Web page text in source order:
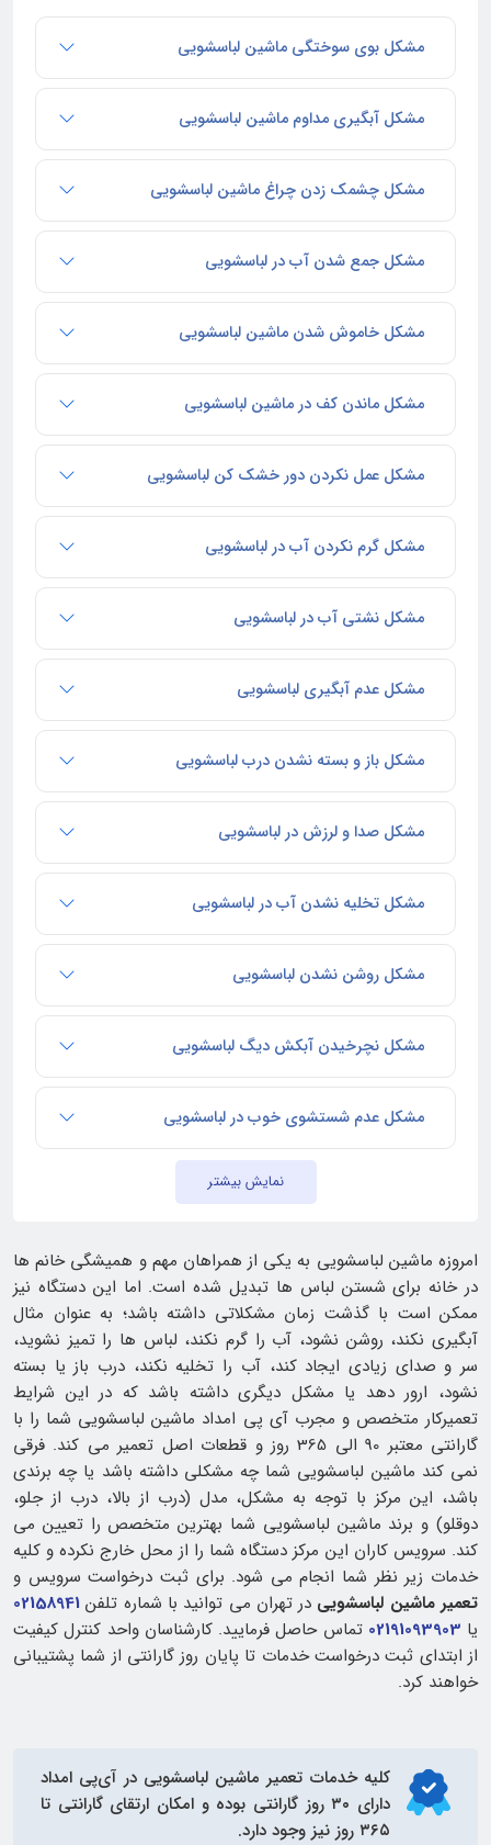
مشکل بوی سوختگی ماشین لباسشویی
مشکل آبگیری مداوم ماشین لباسشویی
مشکل چشمک زدن چراغ ماشین لباسشویی
مشکل جمع شدن آب در لباسشویی
مشکل خاموش شدن ماشین لباسشویی
مشکل ماندن کف در ماشین لباسشویی
مشکل عمل نکردن دور خشک کن لباسشویی
مشکل گرم نکردن آب در لباسشویی
مشکل نشتی آب در لباسشویی
مشکل عدم آبگیری لباسشویی
مشکل باز و بسته نشدن درب لباسشویی
مشکل صدا و لرزش در لباسشویی
مشکل تخلیه نشدن آب در لباسشویی
مشکل روشن نشدن لباسشویی
مشکل نچرخیدن آبکش دیگ لباسشویی
مشکل عدم شستشوی خوب در لباسشویی
نمایش بیشتر
امروزه ماشین لباسشویی به یکی از همراهان مهم و همیشگی خانم ها
در خانه برای شستن لباس ها تبدیل شده است. اما این دستگاه نیز
ممکن است با گذشت زمان مشکلاتی داشته باشد؛ به عنوان مثال
آبگیری نکند، روشن نشود، آب را گرم نکند، لباس ها را تمیز نشوید،
سر و صدای زیادی ایجاد کند، آب را تخلیه نکند، درب باز یا بسته
نشود، ارور دهد یا مشکل دیگری داشته باشد که در این شرایط
تعمیرکار متخصص و مجرب آی پی امداد ماشین لباسشویی شما را با
گارانتی معتبر 90 الی 365 روز و قطعات اصل تعمیر می کند. فرقی
نمی کند ماشین لباسشویی شما چه مشکلی داشته باشد یا چه برندی
باشد، این مرکز با توجه به مشکل، مدل (درب از بالا، درب از جلو،
دوقلو) و برند ماشین لباسشویی شما بهترین متخصص را تعیین می
کند. سرویس کاران این مرکز دستگاه شما را از محل خارج نکرده و کلیه
خدمات زیر نظر شما انجام می شود. برای ثبت درخواست سرویس و
تعمیر ماشین لباسشویی در تهران می توانید با شماره تلفن 02158941
یا 02191093903 تماس حاصل فرمایید. کارشناسان واحد کنترل کیفیت
از ابتدای ثبت درخواست خدمات تا پایان روز گارانتی از شما پشتیبانی
خواهند کرد.
کلیه خدمات تعمیر ماشین لباسشویی در آی‌پی امداد
دارای ۳۰ روز گارانتی بوده و امکان ارتقای گارانتی تا
۳۶۵ روز نیز وجود دارد.